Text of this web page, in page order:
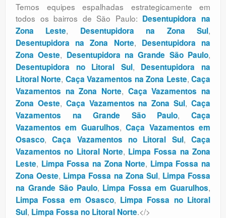
Temos equipes espalhadas estrategicamente em
todos os bairros de São Paulo: Desentupidora na
Zona Leste, Desentupidora na Zona Sul,
Desentupidora na Zona Norte, Desentupidora na
Zona Oeste, Desentupidora na Grande São Paulo,
Desentupidora no Litoral Sul, Desentupidora na
Litoral Norte, Caça Vazamentos na Zona Leste,Caça
Vazamentos na Zona Norte, Caça Vazamentos na
Zona Oeste, Caça Vazamentos na Zona Sul,Caça
Vazamentos na Grande São Paulo,Caça
Vazamentos em Guarulhos,Caça Vazamentos em
Osasco,Caça Vazamentos no Litoral Sul,Caça
Vazamentos no Litoral Norte, Limpa Fossa na Zona
Leste, Limpa Fossa na Zona Norte, Limpa Fossa na
Zona Oeste, Limpa Fossa na Zona Sul, Limpa Fossa
na Grande São Paulo, Limpa Fossa em Guarulhos,
Limpa Fossa em Osasco, Limpa Fossa no Litoral
Sul, Limpa Fossa no Litoral Norte.</>